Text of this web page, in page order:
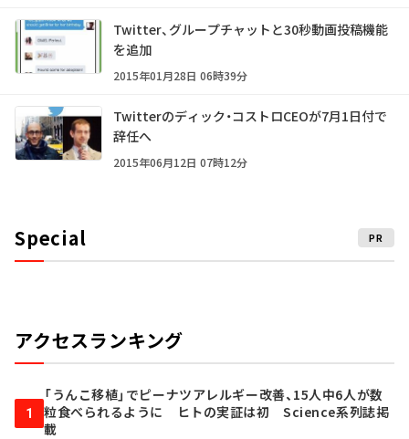
Twitter、グループチャットと30秒動画投稿機能
を追加
2015年01月28日 06時39分
Twitterのディック・コストロCEOが7月1日付で
辞任へ
2015年06月12日 07時12分
Special PR
アクセスランキング
1
「うんこ移植」でピーナツアレルギー改善、15人中6人が数
粒食べられるように ヒトの実証は初 Science系列誌掲
載